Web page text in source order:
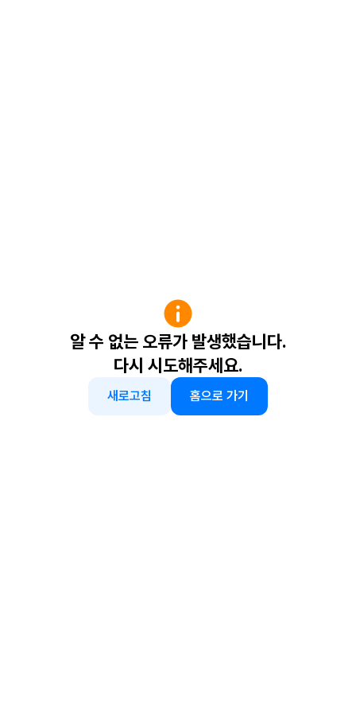
알 수 없는 오류가 발생했습니다.
다시 시도해주세요.
새로고침 홈으로 가기